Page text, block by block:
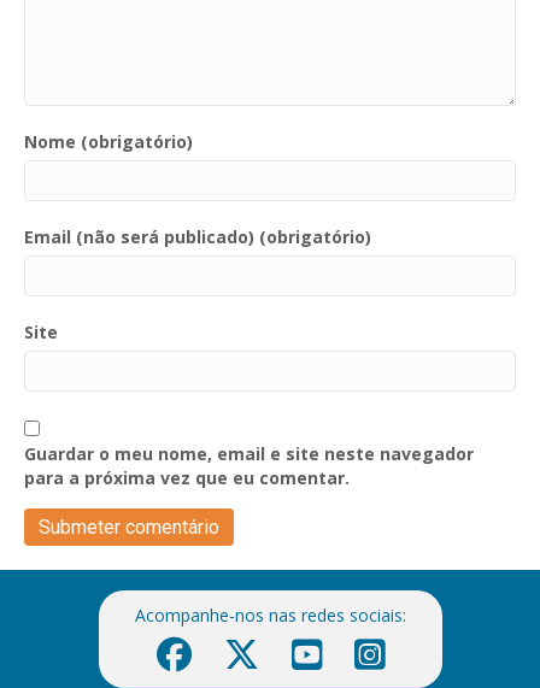
Nome (obrigatório)
Email (não será publicado) (obrigatório)
Site
Guardar o meu nome, email e site neste navegador
para a próxima vez que eu comentar.
Acompanhe-nos nas redes sociais: